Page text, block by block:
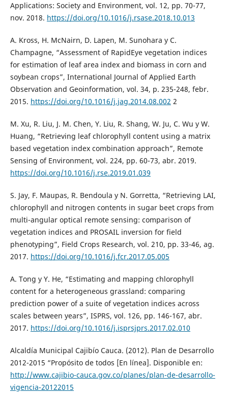
Applications: Society and Environment, vol. 12, pp. 70-77,
nov. 2018. https://doi.org/10.1016/j.rsase.2018.10.013
A. Kross, H. McNairn, D. Lapen, M. Sunohara y C.
Champagne, “Assessment of RapidEye vegetation indices
for estimation of leaf area index and biomass in corn and
soybean crops”, International Journal of Applied Earth
Observation and Geoinformation, vol. 34, p. 235-248, febr.
2015. https://doi.org/10.1016/j.jag.2014.08.002 2
M. Xu, R. Liu, J. M. Chen, Y. Liu, R. Shang, W. Ju, C. Wu y W.
Huang, “Retrieving leaf chlorophyll content using a matrix
based vegetation index combination approach”, Remote
Sensing of Environment, vol. 224, pp. 60-73, abr. 2019.
https://doi.org/10.1016/j.rse.2019.01.039
S. Jay, F. Maupas, R. Bendoula y N. Gorretta, “Retrieving LAI,
chlorophyll and nitrogen contents in sugar beet crops from
multi-angular optical remote sensing: comparison of
vegetation indices and PROSAIL inversion for field
phenotyping”, Field Crops Research, vol. 210, pp. 33-46, ag.
2017. https://doi.org/10.1016/j.fcr.2017.05.005
A. Tong y Y. He, “Estimating and mapping chlorophyll
content for a heterogeneous grassland: comparing
prediction power of a suite of vegetation indices across
scales between years”, ISPRS, vol. 126, pp. 146-167, abr.
2017. https://doi.org/10.1016/j.isprsjprs.2017.02.010
Alcaldía Municipal Cajibío Cauca. (2012). Plan de Desarrollo
2012-2015 “Propósito de todos [En línea]. Disponible en:
http://www.cajibio-cauca.gov.co/planes/plan-de-desarrollo-
vigencia-20122015